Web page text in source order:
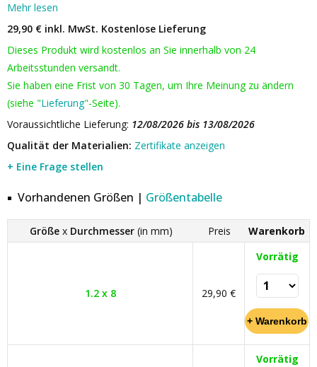
Mehr lesen
29,90 € inkl. MwSt. Kostenlose Lieferung
Dieses Produkt wird kostenlos an Sie innerhalb von 24
Arbeitsstunden versandt.
Sie haben eine Frist von 30 Tagen, um Ihre Meinung zu ändern
(siehe "Lieferung"-Seite).
Voraussichtliche Lieferung: 12/08/2026 bis 13/08/2026
Qualität der Materialien: Zertifikate anzeigen
+ Eine Frage stellen
Vorhandenen Größen | Größentabelle
Größex Durchmesser(in mm) Preis Warenkorb
1.2 x 8 29,90 €
Vorrätig
Vorrätig